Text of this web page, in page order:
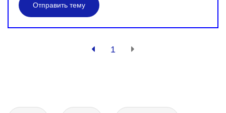
Отправить тему
1